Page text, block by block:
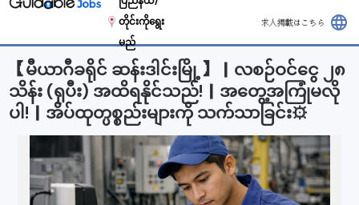
တိုင်းကိုရွေး
မည်
求人掲載はこちら language
【မီယာဂီခရိုင် ဆန်းဒါင်းမြို့】｜လစဉ်ဝင်ငွေ ၂၈
သိန်း (ရုပီး) အထိရနိုင်သည်!｜အတွေ့အကြုံမလို
ပါ!｜အိပ်ထုတ္ပစ္စည်းများကို သက်သာခြင်း⚙️